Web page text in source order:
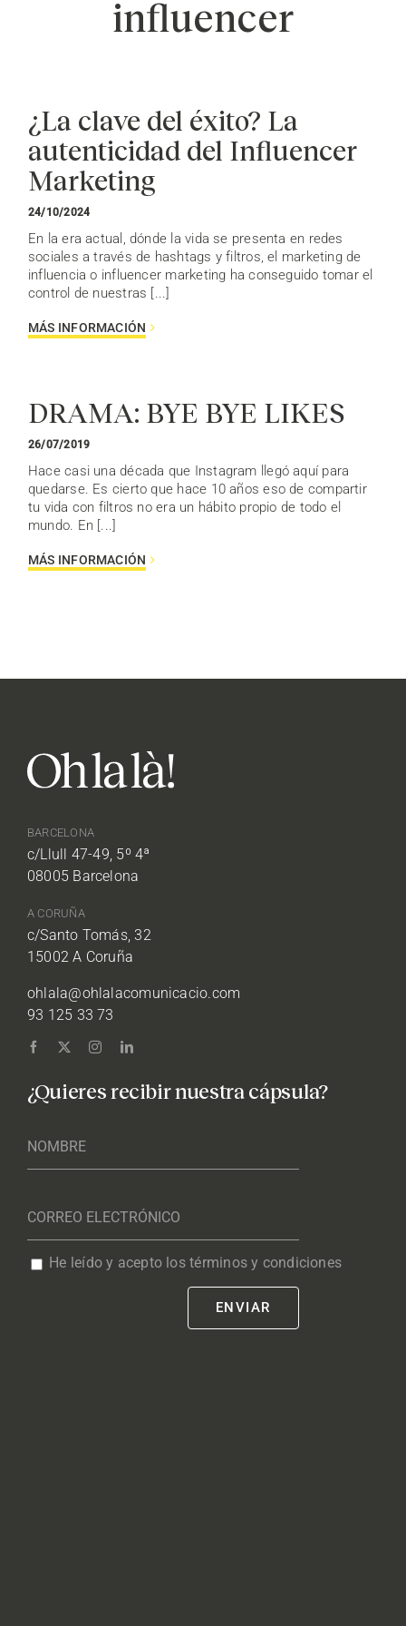
influencer
¿La clave del éxito? La
autenticidad del Influencer
Marketing
24/10/2024
En la era actual, dónde la vida se presenta en redes
sociales a través de hashtags y filtros, el marketing de
influencia o influencer marketing ha conseguido tomar el
control de nuestras [...]
MÁS INFORMACIÓN
DRAMA: BYE BYE LIKES
26/07/2019
Hace casi una década que Instagram llegó aquí para
quedarse. Es cierto que hace 10 años eso de compartir
tu vida con filtros no era un hábito propio de todo el
mundo. En [...]
MÁS INFORMACIÓN
BARCELONA
c/Llull 47-49, 5º 4ª
08005 Barcelona
A CORUÑA
c/Santo Tomás, 32
15002 A Coruña
ohlala@ohlalacomunicacio.com
93 125 33 73
¿Quieres recibir nuestra cápsula?
He leído y acepto los términos y condiciones